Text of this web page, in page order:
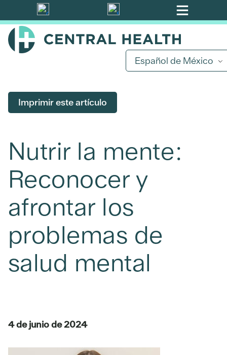
Ir
al
contenido
Español de México
Imprimir este artículo
Nutrir la mente:
Reconocer y
afrontar los
problemas de
salud mental
4 de junio de 2024